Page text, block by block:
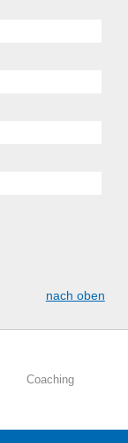
nach oben
Coaching